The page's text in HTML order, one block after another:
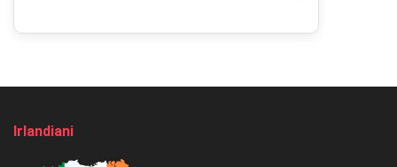
Irlandiani